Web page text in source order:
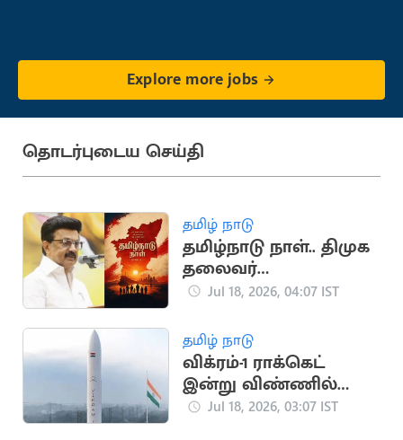
Explore more jobs
தொடர்புடைய செய்தி
தமிழ் நாடு
தமிழ்நாடு நாள்.. திமுக
தலைவர்
மு.க.ஸ்டாலின்
Jul 18, 2026, 04:07 IST
தமிழ் நாடு
விக்ரம்-1 ராக்கெட்
இன்று விண்ணில்
சீறிப்பாய்கிறது
Jul 18, 2026, 03:07 IST